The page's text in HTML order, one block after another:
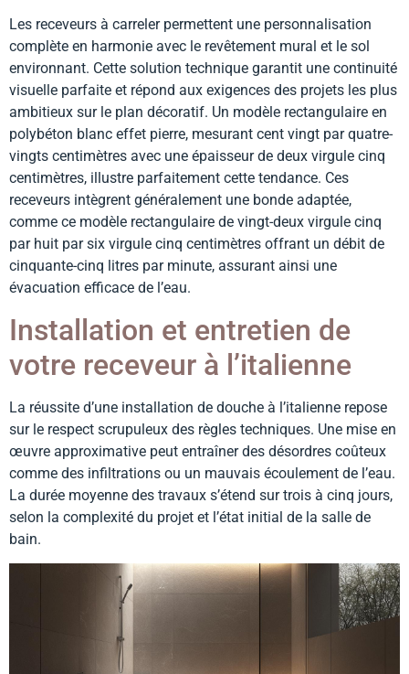
Les receveurs à carreler permettent une personnalisation
complète en harmonie avec le revêtement mural et le sol
environnant. Cette solution technique garantit une continuité
visuelle parfaite et répond aux exigences des projets les plus
ambitieux sur le plan décoratif. Un modèle rectangulaire en
polybéton blanc effet pierre, mesurant cent vingt par quatre-
vingts centimètres avec une épaisseur de deux virgule cinq
centimètres, illustre parfaitement cette tendance. Ces
receveurs intègrent généralement une bonde adaptée,
comme ce modèle rectangulaire de vingt-deux virgule cinq
par huit par six virgule cinq centimètres offrant un débit de
cinquante-cinq litres par minute, assurant ainsi une
évacuation efficace de l’eau.
Installation et entretien de
votre receveur à l’italienne
La réussite d’une installation de douche à l’italienne repose
sur le respect scrupuleux des règles techniques. Une mise en
œuvre approximative peut entraîner des désordres coûteux
comme des infiltrations ou un mauvais écoulement de l’eau.
La durée moyenne des travaux s’étend sur trois à cinq jours,
selon la complexité du projet et l’état initial de la salle de
bain.